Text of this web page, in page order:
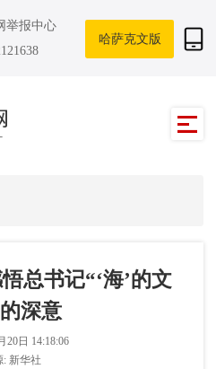
举报中心
哈萨克文版
总书记“‘海’的文
深意
20日 14:18:06
: 新华社